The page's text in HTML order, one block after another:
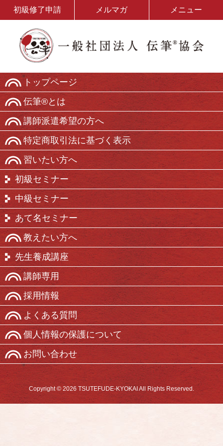
初級修了申請 メルマガ メニュー
トップページ
伝筆®とは
講師派遣希望の方へ
特定商取引法に基づく表示
習いたい方へ
初級セミナー
中級セミナー
あて名セミナー
教えたい方へ
先生養成講座
講師専用
採用情報
よくある質問
個人情報の保護について
お問い合わせ
Copyright © 2026 TSUTEFUDE-KYOKAI All Rights Reserved.